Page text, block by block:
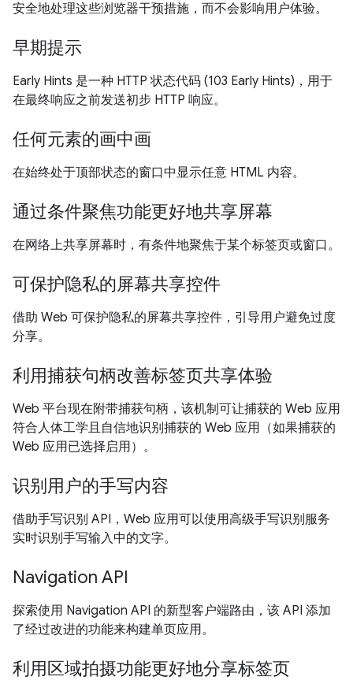
安全地处理这些浏览器干预措施，而不会影响用户体验。
早期提示
Early Hints 是一种 HTTP 状态代码 (103 Early Hints)，用于
在最终响应之前发送初步 HTTP 响应。
任何元素的画中画
在始终处于顶部状态的窗口中显示任意 HTML 内容。
通过条件聚焦功能更好地共享屏幕
在网络上共享屏幕时，有条件地聚焦于某个标签页或窗口。
可保护隐私的屏幕共享控件
借助 Web 可保护隐私的屏幕共享控件，引导用户避免过度
分享。
利用捕获句柄改善标签页共享体验
Web 平台现在附带捕获句柄，该机制可让捕获的 Web 应用
符合人体工学且自信地识别捕获的 Web 应用（如果捕获的
Web 应用已选择启用）。
识别用户的手写内容
借助手写识别 API，Web 应用可以使用高级手写识别服务
实时识别手写输入中的文字。
Navigation API
探索使用 Navigation API 的新型客户端路由，该 API 添加
了经过改进的功能来构建单页应用。
利用区域拍摄功能更好地分享标签页